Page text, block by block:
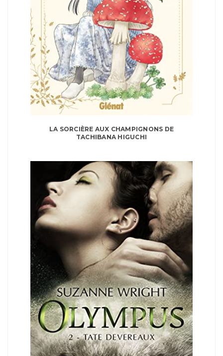
LA SORCIÈRE AUX CHAMPIGNONS DE
TACHIBANA HIGUCHI